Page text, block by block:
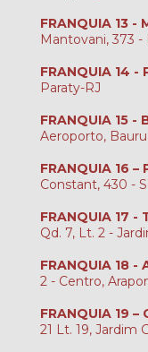
FRANQUIA 13 -
Mantovani, 373
FRANQUIA 14 -
Paraty-RJ
FRANQUIA 15 -
Aeroporto, Bauru
FRANQUIA 16 –
Constant, 430 -
FRANQUIA 17 -
Qd. 7, Lt. 2 -
FRANQUIA 18 -
2 - Centro,
FRANQUIA 19 –
21 Lt. 19, Jardim